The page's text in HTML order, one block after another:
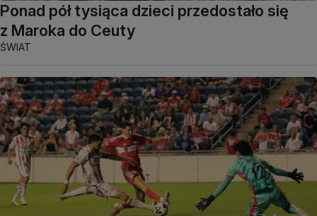
Ponad pół tysiąca dzieci przedostało się
z Maroka do Ceuty
ŚWIAT